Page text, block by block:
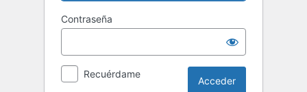
Contraseña
Recuérdame